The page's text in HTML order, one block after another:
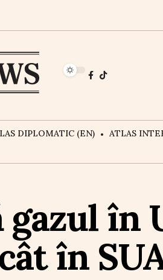
DIPLOMATIC (EN)
ATLAS
gazul în
în